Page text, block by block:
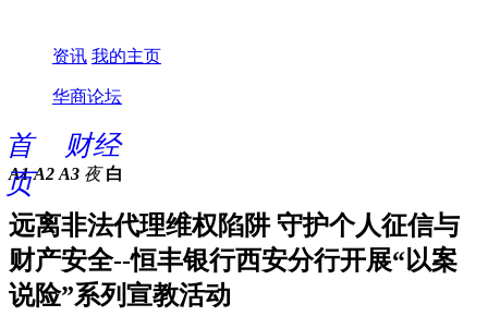
资讯 我的主页
华商论坛
首
页
财经
A1 A2 A3 夜 白
远离非法代理维权陷阱 守护个人征信与
财产安全--恒丰银行西安分行开展“以案
说险”系列宣教活动